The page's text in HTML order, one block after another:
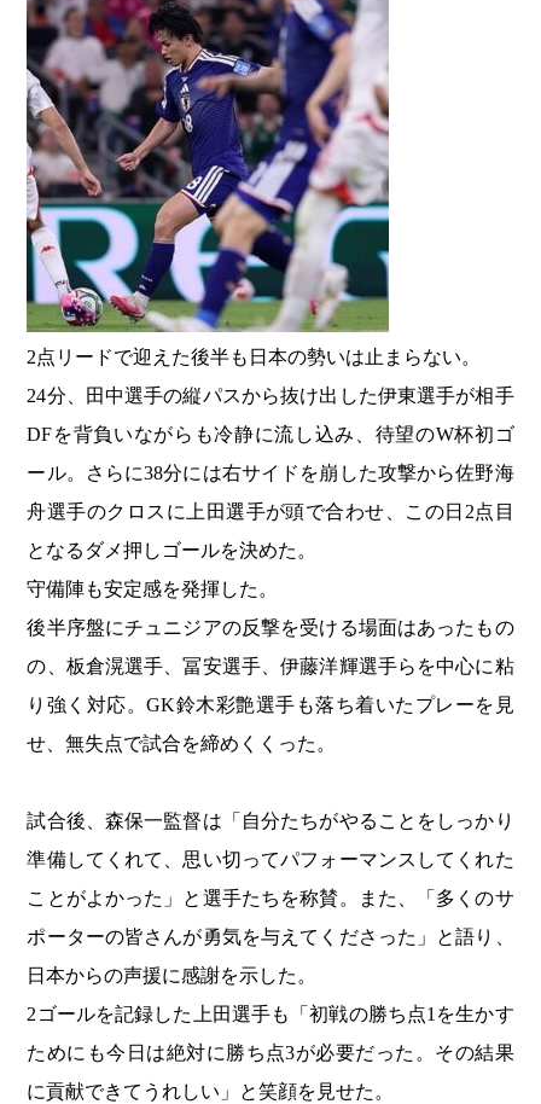
2点リードで迎えた後半も日本の勢いは止まらない。
24分、田中選手の縦パスから抜け出した伊東選手が相手
DFを背負いながらも冷静に流し込み、待望のW杯初ゴ
ール。さらに38分には右サイドを崩した攻撃から佐野海
舟選手のクロスに上田選手が頭で合わせ、この日2点目
となるダメ押しゴールを決めた。
守備陣も安定感を発揮した。
後半序盤にチュニジアの反撃を受ける場面はあったもの
の、板倉滉選手、冨安選手、伊藤洋輝選手らを中心に粘
り強く対応。GK鈴木彩艶選手も落ち着いたプレーを見
せ、無失点で試合を締めくくった。
試合後、森保一監督は「自分たちがやることをしっかり
準備してくれて、思い切ってパフォーマンスしてくれた
ことがよかった」と選手たちを称賛。また、「多くのサ
ポーターの皆さんが勇気を与えてくださった」と語り、
日本からの声援に感謝を示した。
2ゴールを記録した上田選手も「初戦の勝ち点1を生かす
ためにも今日は絶対に勝ち点3が必要だった。その結果
に貢献できてうれしい」と笑顔を見せた。